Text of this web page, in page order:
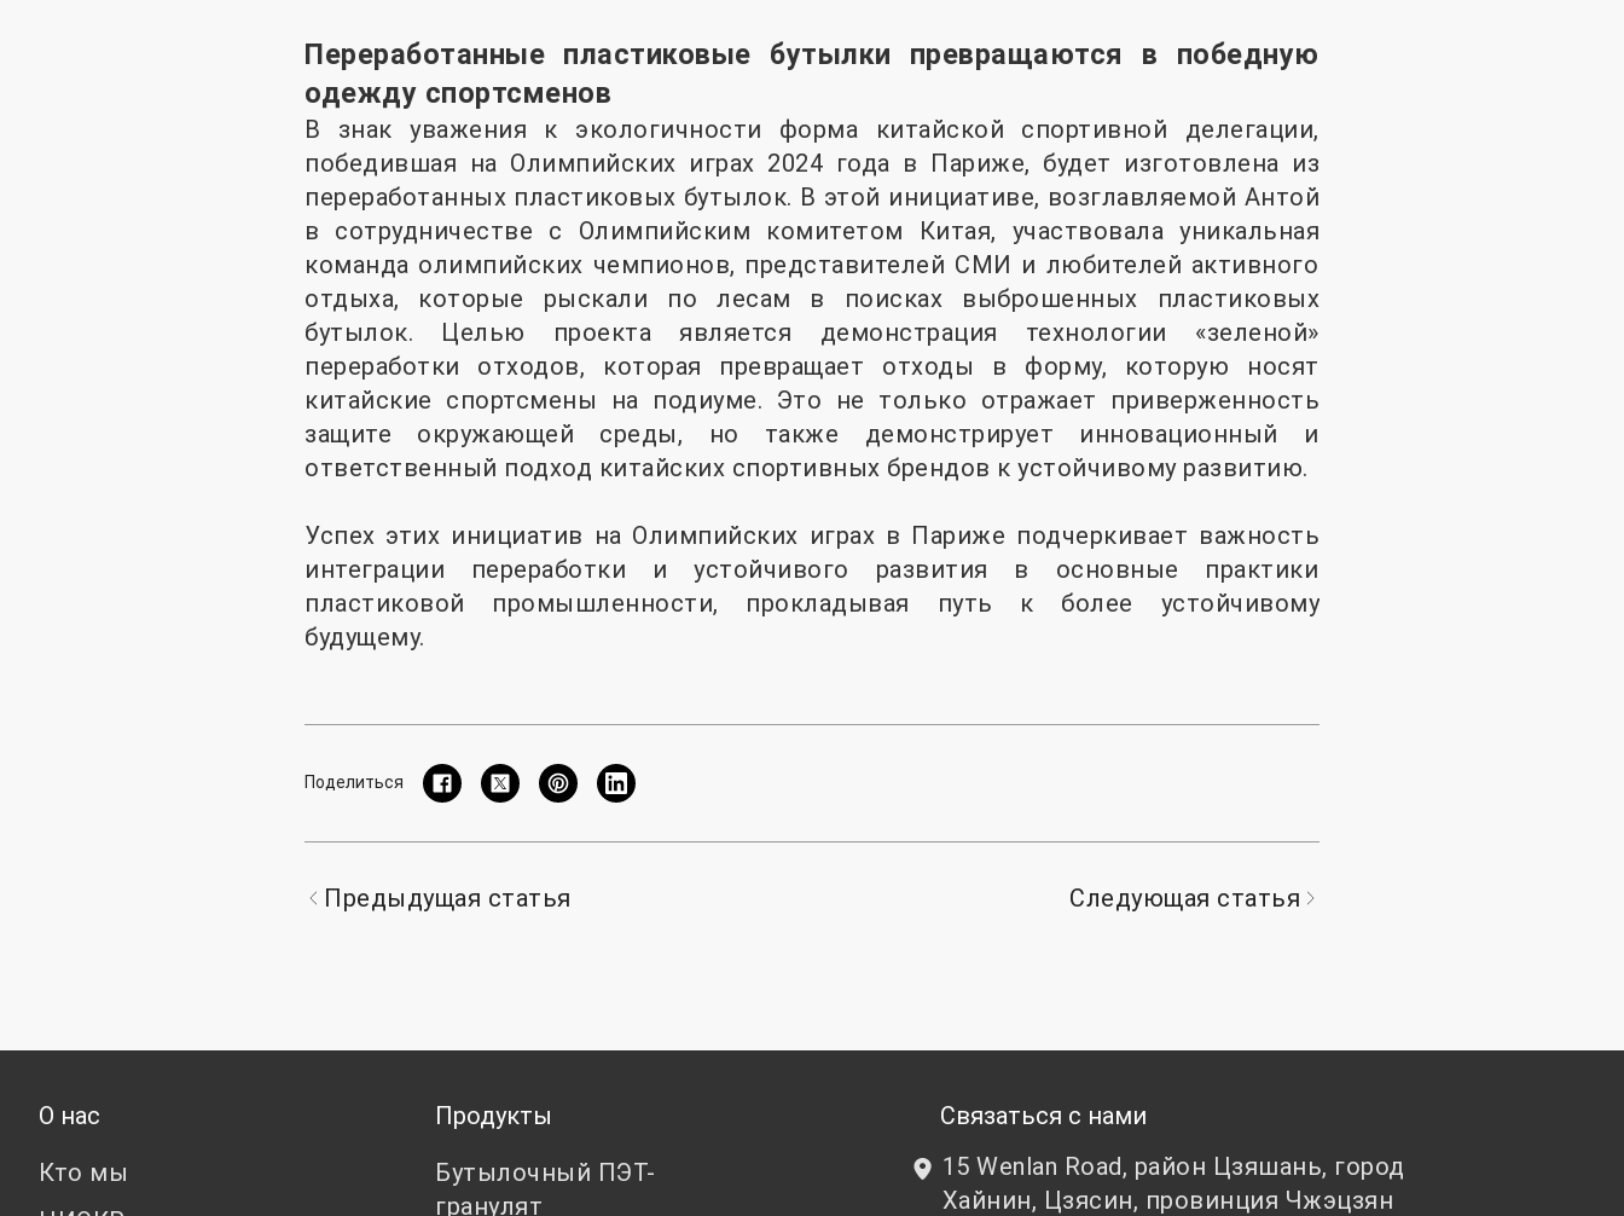
Переработанные пластиковые бутылки превращаются в победную
одежду спортсменов
В знак уважения к экологичности форма китайской спортивной делегации,
победившая на Олимпийских играх 2024 года в Париже, будет изготовлена ​​из
переработанных пластиковых бутылок. В этой инициативе, возглавляемой Антой
в сотрудничестве с Олимпийским комитетом Китая, участвовала уникальная
команда олимпийских чемпионов, представителей СМИ и любителей активного
отдыха, которые рыскали по лесам в поисках выброшенных пластиковых
бутылок. Целью проекта является демонстрация технологии «зеленой»
переработки отходов, которая превращает отходы в форму, которую носят
китайские спортсмены на подиуме. Это не только отражает приверженность
защите окружающей среды, но также демонстрирует инновационный и
ответственный подход китайских спортивных брендов к устойчивому развитию.
Успех этих инициатив на Олимпийских играх в Париже подчеркивает важность
интеграции переработки и устойчивого развития в основные практики
пластиковой промышленности, прокладывая путь к более устойчивому
будущему.
Поделиться
Предыдущая статья Следующая статья
О нас
Кто мы
Продукты
Бутылочный ПЭТ-
гранулят
Связаться с нами
15 Wenlan Road, район Цзяшань, город
Хайнин, Цзясин, провинция Чжэцзян